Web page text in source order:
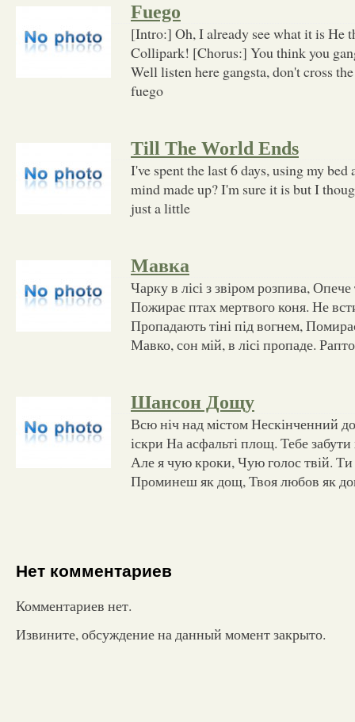
Fuego
[Intro:] Oh, I already see what it is He
Collipark! [Chorus:] You think you
Well listen here gangsta, don't cross
fuego
Till The World Ends
I've spent the last 6 days, using my bed
mind made up? I'm sure it is but I
just a little
Мавка
Чарку в лісі з звіром розпива,
Пожирає птах мертвого коня. Не
Пропадають тіні під вогнем,
Мавко, сон мій, в лісі пропаде.
Шансон Дощу
Всю ніч над містом Нескінченний
іскри На асфальті площ. Тебе
Але я чую кроки, Чую голос твій.
Проминеш як дощ, Твоя любов як
Нет комментариев
Комментариев нет.
Извините, обсуждение на данный момент закрыто.